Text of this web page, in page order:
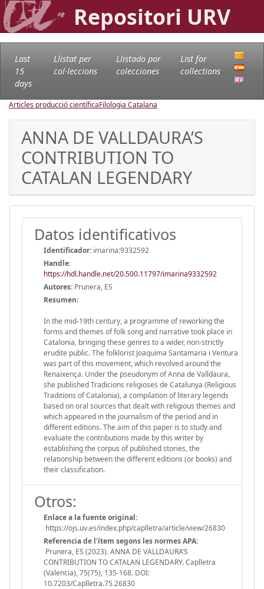
Repositori URV
Last
15
days
Llistat per
col·leccions
Llistado por
colecciones
List for
collections
Articles producció científicaFilologia Catalana
ANNA DE VALLDAURA’S
CONTRIBUTION TO
CATALAN LEGENDARY
Datos identificativos
Identificador: imarina:9332592
Handle:
https://hdl.handle.net/20.500.11797/imarina9332592
Autores: Prunera, ES
Resumen:
In the mid-19th century, a programme of reworking the
forms and themes of folk song and narrative took place in
Catalonia, bringing these genres to a wider, non-strictly
erudite public. The folklorist Joaquima Santamaria i Ventura
was part of this movement, which revolved around the
Renaixença. Under the pseudonym of Anna de Valldaura,
she published Tradicions religioses de Catalunya (Religious
Traditions of Catalonia), a compilation of literary legends
based on oral sources that dealt with religious themes and
which appeared in the journalism of the period and in
different editions. The aim of this paper is to study and
evaluate the contributions made by this writer by
establishing the corpus of published stories, the
relationship between the different editions (or books) and
their classification.
Otros:
Enlace a la fuente original:
https://ojs.uv.es/index.php/caplletra/article/view/26830
Referencia de l'ítem segons les normes APA:
Prunera, ES (2023). ANNA DE VALLDAURA’S
CONTRIBUTION TO CATALAN LEGENDARY. Caplletra
(Valencia), 75(75), 135-168. DOI:
10.7203/Caplletra.75.26830